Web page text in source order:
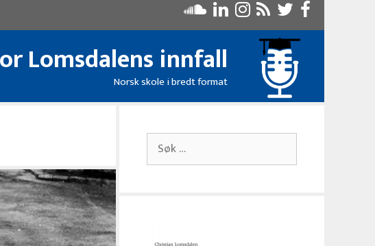
Lomsdalens innfall
Norsk skole i bredt format
Søk
etter: